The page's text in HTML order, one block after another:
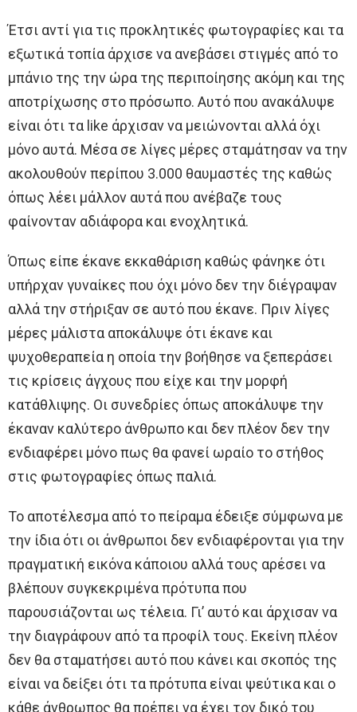
Έτσι αντί για τις προκλητικές φωτογραφίες και τα
εξωτικά τοπία άρχισε να ανεβάσει στιγμές από το
μπάνιο της την ώρα της περιποίησης ακόμη και της
αποτρίχωσης στο πρόσωπο. Αυτό που ανακάλυψε
είναι ότι τα like άρχισαν να μειώνονται αλλά όχι
μόνο αυτά. Μέσα σε λίγες μέρες σταμάτησαν να την
ακολουθούν περίπου 3.000 θαυμαστές της καθώς
όπως λέει μάλλον αυτά που ανέβαζε τους
φαίνονταν αδιάφορα και ενοχλητικά.
Όπως είπε έκανε εκκαθάριση καθώς φάνηκε ότι
υπήρχαν γυναίκες που όχι μόνο δεν την διέγραψαν
αλλά την στήριξαν σε αυτό που έκανε. Πριν λίγες
μέρες μάλιστα αποκάλυψε ότι έκανε και
ψυχοθεραπεία η οποία την βοήθησε να ξεπεράσει
τις κρίσεις άγχους που είχε και την μορφή
κατάθλιψης. Οι συνεδρίες όπως αποκάλυψε την
έκαναν καλύτερο άνθρωπο και δεν πλέον δεν την
ενδιαφέρει μόνο πως θα φανεί ωραίο το στήθος
στις φωτογραφίες όπως παλιά.
Το αποτέλεσμα από το πείραμα έδειξε σύμφωνα με
την ίδια ότι οι άνθρωποι δεν ενδιαφέρονται για την
πραγματική εικόνα κάποιου αλλά τους αρέσει να
βλέπουν συγκεκριμένα πρότυπα που
παρουσιάζονται ως τέλεια. Γι’ αυτό και άρχισαν να
την διαγράφουν από τα προφίλ τους. Εκείνη πλέον
δεν θα σταματήσει αυτό που κάνει και σκοπός της
είναι να δείξει ότι τα πρότυπα είναι ψεύτικα και ο
κάθε άνθρωπος θα πρέπει να έχει τον δικό του